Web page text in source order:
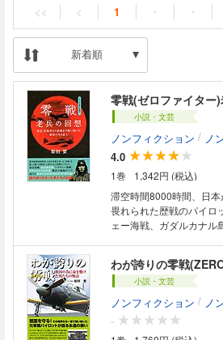
<< < 1 ・ ・
新着順
小説・文芸
ノンフィクション / ノ
4.0
1巻
1,342円 (税込)
滞空時間8000時間、日
畏れられた歴戦のパイロ
ェー海戦、ガダルカナ
に飛び立ったのが著者だ
を見、いかに行動した
験には、戦記の枠を超
ヒントが多く隠されてい
読んで欲しい１冊！ 著者略歴 原田要 元ゼロ戦戦士。大正5年8月11日長野
わが誇りの零戦
小説・文芸
ノンフィクション / ノ
-